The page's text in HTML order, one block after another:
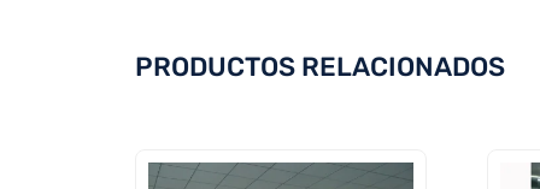
PRODUCTOS RELACIONADOS